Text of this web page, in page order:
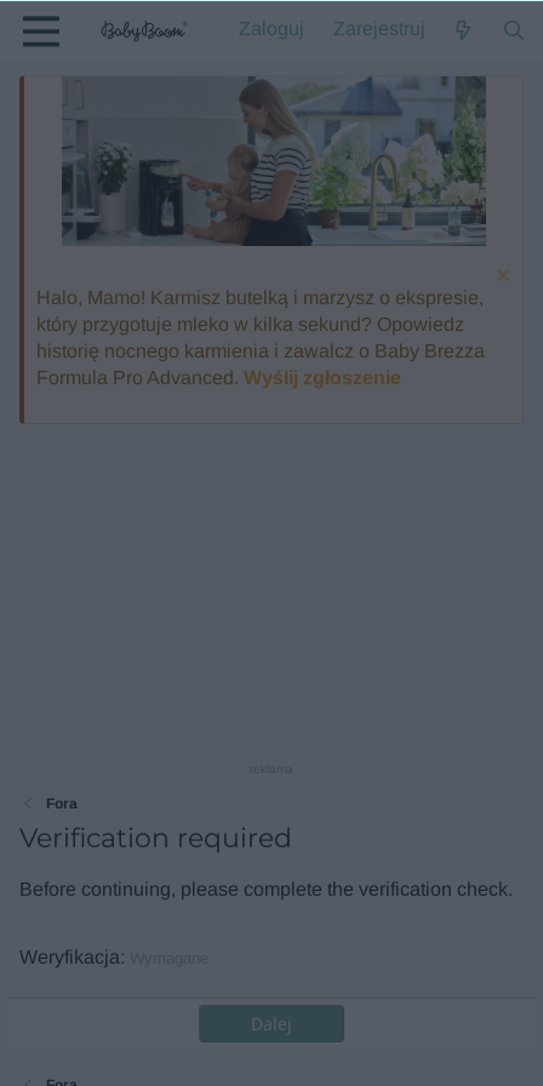
Zaloguj Zarejestruj
Halo, Mamo! Karmisz butelką i marzysz o ekspresie,
który przygotuje mleko w kilka sekund? Opowiedz
historię nocnego karmienia i zawalcz o Baby Brezza
Formula Pro Advanced. Wyślij zgłoszenie
Fora
Verification required
Before continuing, please complete the verification check.
Weryfikacja Wymagane
Dalej